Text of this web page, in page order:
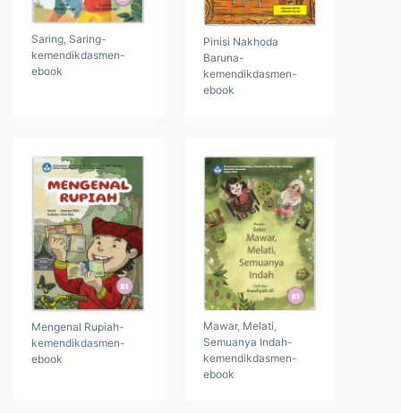
Saring, Saring-
kemendikdasmen-
ebook
Pinisi Nakhoda
Baruna-
kemendikdasmen-
ebook
Mengenal Rupiah-
kemendikdasmen-
ebook
Mawar, Melati,
Semuanya Indah-
kemendikdasmen-
ebook